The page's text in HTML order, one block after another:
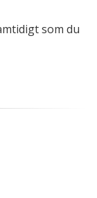
som du